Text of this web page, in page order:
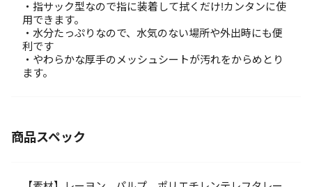
・指サック型なので指に装着して拭くだけ!カンタンに使
用できます。
・水分たっぷりなので、水気のない場所や外出時にも便
利です
・やわらかな厚手のメッシュシートが汚れをからめとり
ます。
商品スペック